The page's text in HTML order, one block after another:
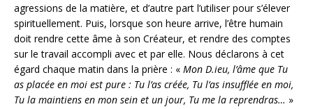
agressions de la matière, et d’autre part l’utiliser pour s’élever
spirituellement. Puis, lorsque son heure arrive, l’être humain
doit rendre cette âme à son Créateur, et rendre des comptes
sur le travail accompli avec et par elle. Nous déclarons à cet
égard chaque matin dans la prière : « Mon D.ieu, l’âme que Tu
as placée en moi est pure : Tu l’as créée, Tu l’as insufflée en moi,
Tu la maintiens en mon sein et un jour, Tu me la reprendras… »